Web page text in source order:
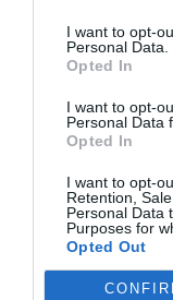
I want to opt-
Personal Data.
Opted In
I want to opt-
Personal Data
Opted In
I want to opt-
Retention,
Personal Data
Purposes for
Opted Out